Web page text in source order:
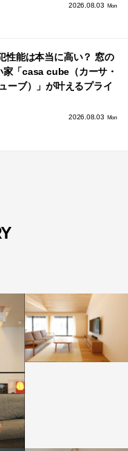
2026.08.03 Mon
性能は本当に高い？ 窓の
家「casa cube（カーサ・
ーブ）」が叶えるプライ
2026.08.03 Mon